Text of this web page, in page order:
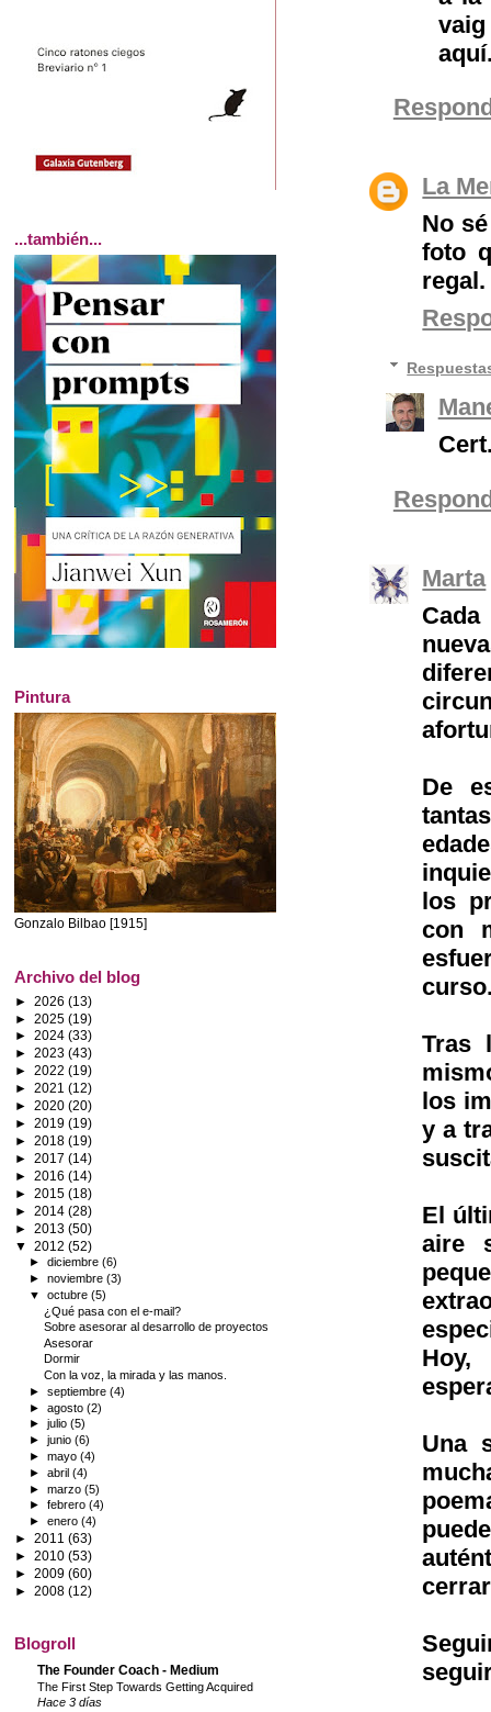
La
No
foto
regal.
Marta
De
los
con
Tras
los
y a
El
aire
Una
...también...
Pintura
Gonzalo Bilbao [1915]
Archivo del blog
► 2026 (13)
► 2025 (19)
► 2024 (33)
► 2023 (43)
► 2022 (19)
► 2021 (12)
► 2020 (20)
► 2019 (19)
► 2018 (19)
► 2017 (14)
► 2016 (14)
► 2015 (18)
► 2014 (28)
► 2013 (50)
▼ 2012 (52)
►diciembre(6)
►noviembre(3)
▼octubre(5)
¿Qué pasa con el e-mail?
Sobre asesorar al desarrollo de proyectos
Asesorar
Dormir
Con la voz, la mirada y las manos.
►septiembre(4)
►agosto(2)
►julio(5)
►junio(6)
►mayo(4)
►abril(4)
►marzo(5)
►febrero(4)
►enero(4)
► 2011 (63)
► 2010 (53)
► 2009 (60)
► 2008 (12)
Blogroll
The Founder Coach - Medium
The First Step Towards Getting Acquired
Hace 3 días